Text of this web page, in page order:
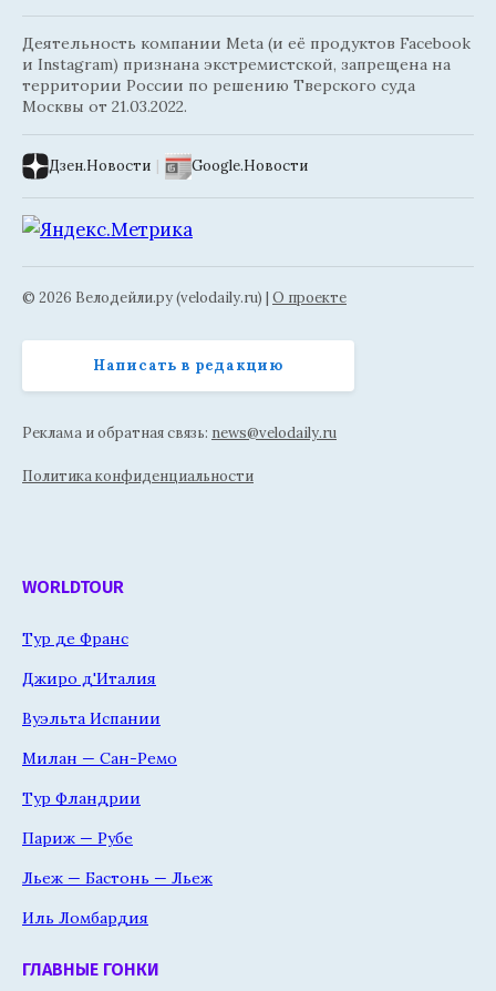
Деятельность компании Meta (и её продуктов Facebook
и Instagram) признана экстремистской, запрещена на
территории России по решению Тверского суда
Москвы от 21.03.2022.
Дзен.Новости | Google.Новости
© 2026 Велодейли.ру (velodaily.ru) | О проекте
Написать в редакцию
Реклама и обратная связь: news@velodaily.ru
Политика конфиденциальности
WORLDTOUR
Тур де Франс
Джиро д'Италия
Вуэльта Испании
Милан — Сан-Ремо
Тур Фландрии
Париж — Рубе
Льеж — Бастонь — Льеж
Иль Ломбардия
ГЛАВНЫЕ ГОНКИ